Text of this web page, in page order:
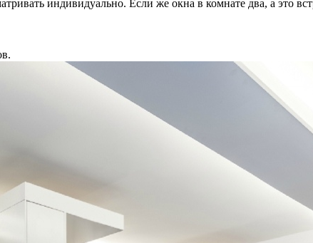
индивидуально. Если же окна в комнате два, а это